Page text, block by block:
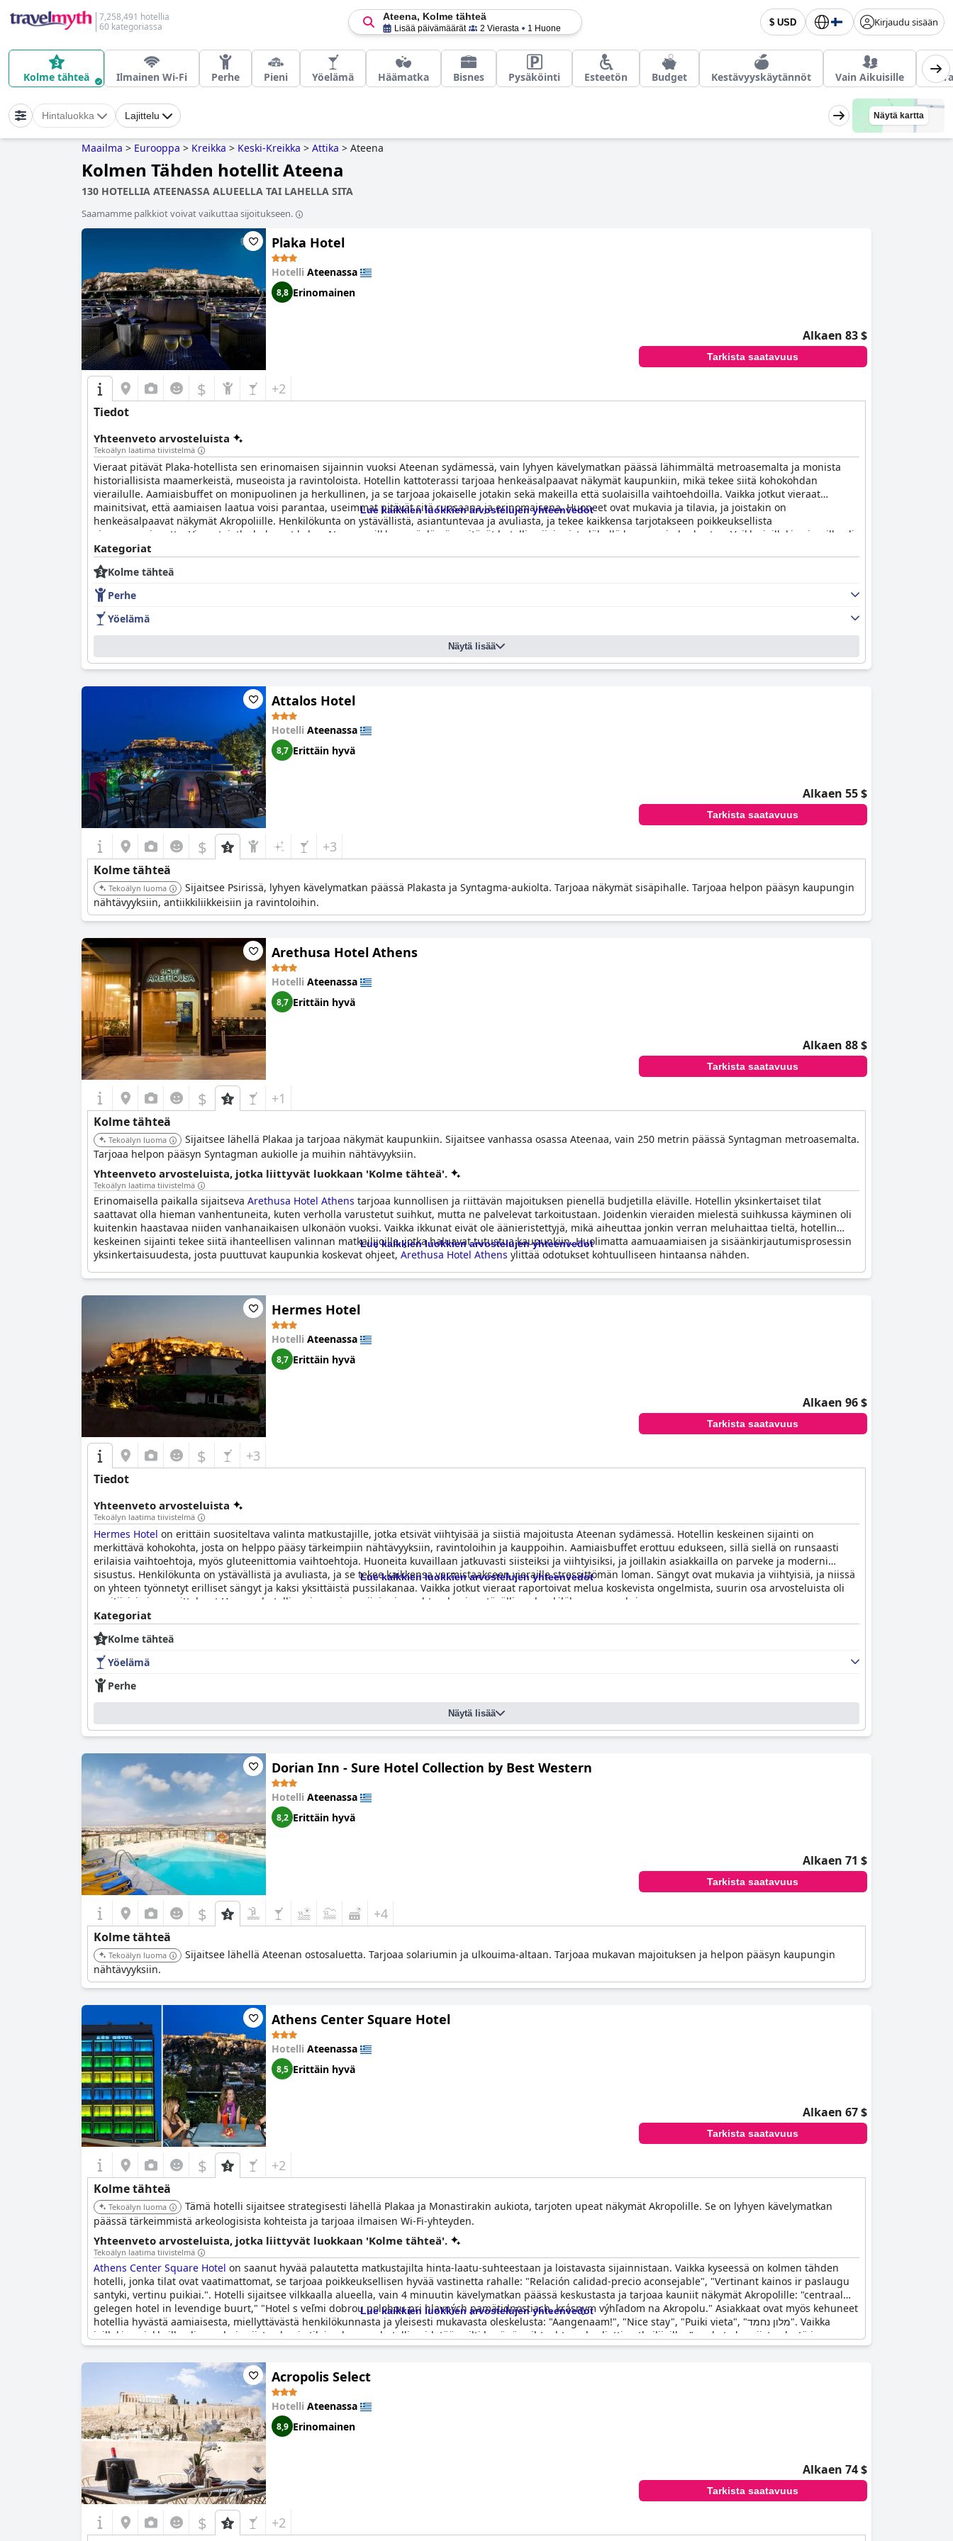
7,258,491 hotellia
60 kategoriassa
$ USD Kirjaudu sisään
Ateena, Kolme tähteä
Lisää päivämäärät 2 Vierasta 1 Huone
Kolme tähteä Ilmainen Wi-Fi Perhe Pieni Yöelämä Häämatka Bisnes Pysäköinti Esteetön Budget Kestävyyskäytännöt Vain Aikuisille
Hintaluokka Lajittelu Näytä kartta
Maailma > Eurooppa > Kreikka > Keski-Kreikka > Attika > Ateena
Kolmen Tähden hotellit Ateena
130 HOTELLIA ATEENASSA ALUEELLA TAI LAHELLA SITA
Saamamme palkkiot voivat vaikuttaa sijoitukseen.
Plaka Hotel
Hotelli Ateenassa
8,8 Erinomainen
Alkaen 83 $
Tarkista saatavuus
$ +2
Tiedot
Yhteenveto arvosteluista
Tekoälyn laatima tiivistelmä
Vieraat pitävät Plaka-hotellista sen erinomaisen sijainnin vuoksi Ateenan sydämessä, vain lyhyen kävelymatkan päässä lähimmältä metroasemalta ja monista
historiallisista maamerkeistä, museoista ja ravintoloista. Hotellin kattoterassi tarjoaa henkeäsalpaavat näkymät kaupunkiin, mikä tekee siitä kohokohdan
vierailulle. Aamiaisbuffet on monipuolinen ja herkullinen, ja se tarjoaa jokaiselle jotakin sekä makeilla että suolaisilla vaihtoehdoilla. Vaikka jotkut vieraat
mainitsivat, että aamiaisen laatua voisi parantaa, useimmat pitävät sitä runsaana ja erinomaisena. Huoneet ovat mukavia ja tilavia, ja joistakin on
henkeäsalpaavat näkymät Akropoliille. Henkilökunta on ystävällistä, asiantuntevaa ja avuliasta, ja tekee kaikkensa tarjotakseen poikkeuksellista
vieraanvaraisuutta. Vieraat, jotka haluavat kokea Ateenan vilkkaan yöelämän, pitävät hotellin sijainnista lähellä kaupungin keskustaa. Vaikka joillakin vierailla oli
ristiriitaisia mielipiteitä sänkyjen mukavuudesta, hotellin siisteys ja henkilökunta tekevät vieraiden oleskelusta nautinnollisen. Kaiken kaikkiaan vieraat
suosittelevat Plaka-hotellia sen kätevyyden, siisteyden, vieraanvaraisuuden ja erinomaisen sijainnin vuoksi Ateenassa.
Lue kaikkien luokkien arvostelujen yhteenvedot
Kategoriat
Kolme tähteä
Perhe
Yöelämä
Näytä lisää
Attalos Hotel
Hotelli Ateenassa
8,7 Erittäin hyvä
Alkaen 55 $
Tarkista saatavuus
$ +3
Kolme tähteä
Tekoälyn luoma
Sijaitsee Psirissä, lyhyen kävelymatkan päässä Plakasta ja Syntagma-aukiolta. Tarjoaa näkymät sisäpihalle. Tarjoaa helpon pääsyn kaupungin
nähtävyyksiin, antiikkiliikkeisiin ja ravintoloihin.
Arethusa Hotel Athens
Hotelli Ateenassa
8,7 Erittäin hyvä
Alkaen 88 $
Tarkista saatavuus
$ +1
Kolme tähteä
Tekoälyn luoma
Sijaitsee lähellä Plakaa ja tarjoaa näkymät kaupunkiin. Sijaitsee vanhassa osassa Ateenaa, vain 250 metrin päässä Syntagman metroasemalta.
Tarjoaa helpon pääsyn Syntagman aukiolle ja muihin nähtävyyksiin.
Yhteenveto arvosteluista, jotka liittyvät luokkaan 'Kolme tähteä'.
Tekoälyn laatima tiivistelmä
Erinomaisella paikalla sijaitseva Arethusa Hotel Athens tarjoaa kunnollisen ja riittävän majoituksen pienellä budjetilla eläville. Hotellin yksinkertaiset tilat
saattavat olla hieman vanhentuneita, kuten verholla varustetut suihkut, mutta ne palvelevat tarkoitustaan. Joidenkin vieraiden mielestä suihkussa käyminen oli
kuitenkin haastavaa niiden vanhanaikaisen ulkonäön vuoksi. Vaikka ikkunat eivät ole äänieristettyjä, mikä aiheuttaa jonkin verran meluhaittaa tieltä, hotellin
keskeinen sijainti tekee siitä ihanteellisen valinnan matkailijoille, jotka haluavat tutustua kaupunkiin. Huolimatta aamuaamiaisen ja sisäänkirjautumisprosessin
yksinkertaisuudesta, josta puuttuvat kaupunkia koskevat ohjeet, Arethusa Hotel Athens ylittää odotukset kohtuulliseen hintaansa nähden.
Lue kaikkien luokkien arvostelujen yhteenvedot
Hermes Hotel
Hotelli Ateenassa
8,7 Erittäin hyvä
Alkaen 96 $
Tarkista saatavuus
$ +3
Tiedot
Yhteenveto arvosteluista
Tekoälyn laatima tiivistelmä
Hermes Hotel on erittäin suositeltava valinta matkustajille, jotka etsivät viihtyisää ja siistiä majoitusta Ateenan sydämessä. Hotellin keskeinen sijainti on
merkittävä kohokohta, josta on helppo pääsy tärkeimpiin nähtävyyksiin, ravintoloihin ja kauppoihin. Aamiaisbuffet erottuu edukseen, sillä siellä on runsaasti
erilaisia vaihtoehtoja, myös gluteenittomia vaihtoehtoja. Huoneita kuvaillaan jatkuvasti siisteiksi ja viihtyisiksi, ja joillakin asiakkailla on parveke ja moderni
sisustus. Henkilökunta on ystävällistä ja avuliasta, ja se tekee kaikkensa varmistaakseen vieraille stressittömän loman. Sängyt ovat mukavia ja viihtyisiä, ja niissä
on yhteen työnnetyt erilliset sängyt ja kaksi yksittäistä pussilakanaa. Vaikka jotkut vieraat raportoivat melua koskevista ongelmista, suurin osa arvosteluista oli
positiivisia ja suosittelevat Hermes-hotellia erinomaisen sijainnin, puhtauden ja ystävällisen henkilökunnan vuoksi.
Lue kaikkien luokkien arvostelujen yhteenvedot
Kategoriat
Kolme tähteä
Yöelämä
Perhe
Näytä lisää
Dorian Inn - Sure Hotel Collection by Best Western
Hotelli Ateenassa
8,2 Erittäin hyvä
Alkaen 71 $
Tarkista saatavuus
$ +4
Kolme tähteä
Tekoälyn luoma
Sijaitsee lähellä Ateenan ostosaluetta. Tarjoaa solariumin ja ulkouima-altaan. Tarjoaa mukavan majoituksen ja helpon pääsyn kaupungin
nähtävyyksiin.
Athens Center Square Hotel
Hotelli Ateenassa
8,5 Erittäin hyvä
Alkaen 67 $
Tarkista saatavuus
$ +2
Kolme tähteä
Tekoälyn luoma
Tämä hotelli sijaitsee strategisesti lähellä Plakaa ja Monastirakin aukiota, tarjoten upeat näkymät Akropolille. Se on lyhyen kävelymatkan
päässä tärkeimmistä arkeologisista kohteista ja tarjoaa ilmaisen Wi-Fi-yhteyden.
Yhteenveto arvosteluista, jotka liittyvät luokkaan 'Kolme tähteä'.
Tekoälyn laatima tiivistelmä
Athens Center Square Hotel on saanut hyvää palautetta matkustajilta hinta-laatu-suhteestaan ja loistavasta sijainnistaan. Vaikka kyseessä on kolmen tähden
hotelli, jonka tilat ovat vaatimattomat, se tarjoaa poikkeuksellisen hyvää vastinetta rahalle: "Relación calidad-precio aconsejable", "Vertinant kainos ir paslaugu
santyki, vertinu puikiai.". Hotelli sijaitsee vilkkaalla alueella, vain 4 minuutin kävelymatkan päässä keskustasta ja tarjoaa kauniit näkymät Akropolille: "centraal
gelegen hotel in levendige buurt," "Hotel s veľmi dobrou polohou pri hlavných pamätidnostiach, krásnym výhľadom na Akropolu." Asiakkaat ovat myös kehuneet
hotellia hyvästä aamiaisesta, miellyttävästä henkilökunnasta ja yleisesti mukavasta oleskelusta: "Aangenaam!", "Nice stay", "Puiki vieta", "מלון נחמד". Vaikka
joillakin asiakkailla oli ongelmia siisteyden ja tilojen kanssa, hotellia pidetään silti hyvänä vaihtoehtona budjettimatkailijoille: "peukut alas siisteydestä ja
tiloista... mutta hyvä sijainti", "Für ein 3 Sterne Hotel ok.". Kaiken kaikkiaanAthens Center Square Hotelon edelleen hyvä valinta edulliseen majoitukseen
Ateenassa.
Lue kaikkien luokkien arvostelujen yhteenvedot
Acropolis Select
Hotelli Ateenassa
8,9 Erinomainen
Alkaen 74 $
Tarkista saatavuus
$ +2